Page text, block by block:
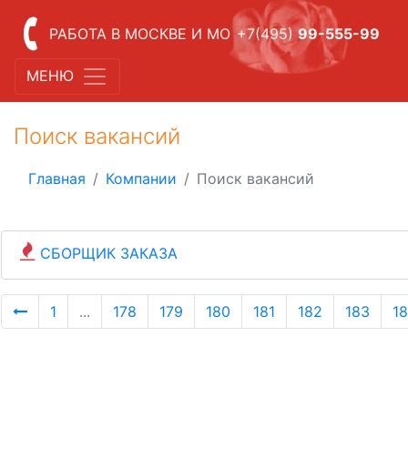
РАБОТА В МОСКВЕ И МО +7(495) 99-555-99
МЕНЮ
Поиск вакансий
Главная Компании Поиск вакансий
СБОРЩИК ЗАКАЗА
1 ... 178 179 180 181 182 183